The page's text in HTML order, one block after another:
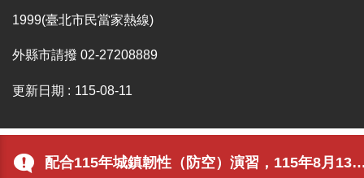
配合115年城鎮韌性（防空）演習，115年8月13日（四）14:30–15:00 行動網路(4G、5G)可能降速或部分服務受影響，實施期間透過行動通訊網路存取本網站時，可能出現連線延遲或存取速度緩慢等情形，造成不便，敬請見諒。
北
區
1999(臺北市民當家熱線)
外縣市請撥 02-27208889
更新日期 115-08-11